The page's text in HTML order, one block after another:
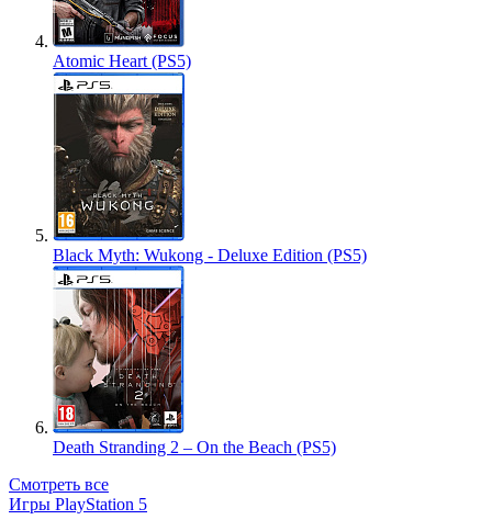
Atomic Heart (PS5)
Black Myth: Wukong - Deluxe Edition (PS5)
Death Stranding 2 – On the Beach (PS5)
Смотреть все
Игры PlayStation 5